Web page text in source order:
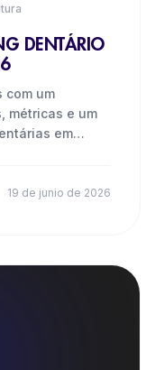
DENTÁRIO
com um
métricas e um
em
19 de junio de 2026